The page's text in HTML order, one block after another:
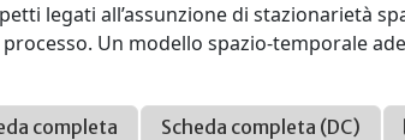
legati all’assunzione di stazionarietà
Un modello spazio-temporale
completa Scheda completa (DC)